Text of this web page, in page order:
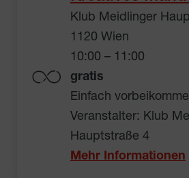
Klub Meidlinger
1120 Wien
10:00 – 11:00
gratis
Einfach
Veranstalter: Klub
Hauptstraße 4
Mehr Informationen